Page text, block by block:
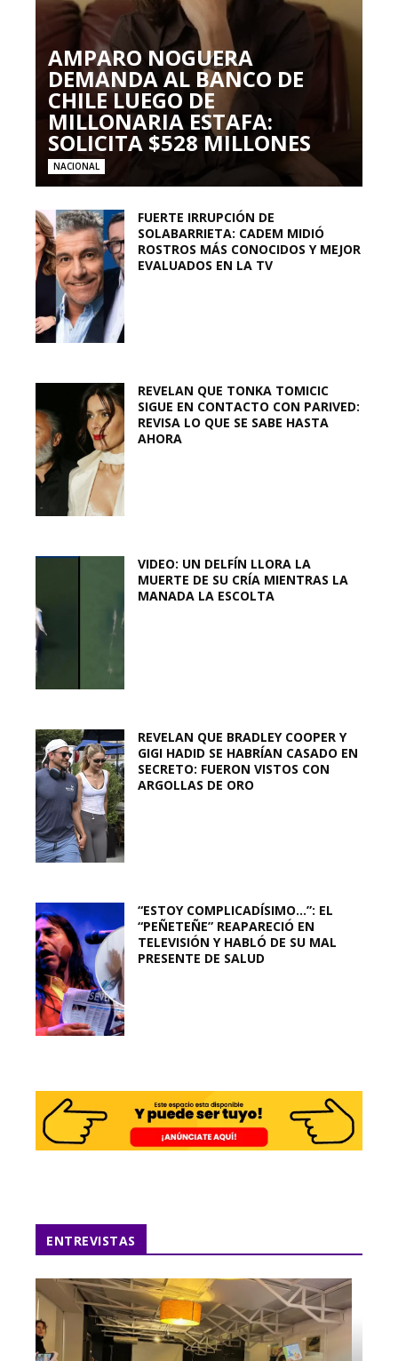
AMPARO NOGUERA
DEMANDA AL BANCO DE
CHILE LUEGO DE
MILLONARIA ESTAFA:
SOLICITA $528 MILLONES
NACIONAL
FUERTE IRRUPCIÓN DE
SOLABARRIETA: CADEM MIDIÓ
ROSTROS MÁS CONOCIDOS Y MEJOR
EVALUADOS EN LA TV
REVELAN QUE TONKA TOMICIC
SIGUE EN CONTACTO CON PARIVED:
REVISA LO QUE SE SABE HASTA
AHORA
VIDEO: UN DELFÍN LLORA LA
MUERTE DE SU CRÍA MIENTRAS LA
MANADA LA ESCOLTA
REVELAN QUE BRADLEY COOPER Y
GIGI HADID SE HABRÍAN CASADO EN
SECRETO: FUERON VISTOS CON
ARGOLLAS DE ORO
“ESTOY COMPLICADÍSIMO…”: EL
“PEÑETEÑE” REAPARECIÓ EN
TELEVISIÓN Y HABLÓ DE SU MAL
PRESENTE DE SALUD
ENTREVISTAS